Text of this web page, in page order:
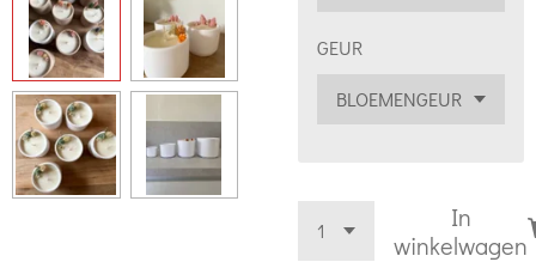
GEUR
In
winkelwagen